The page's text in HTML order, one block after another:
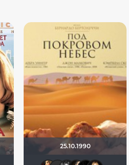
25.10.1990